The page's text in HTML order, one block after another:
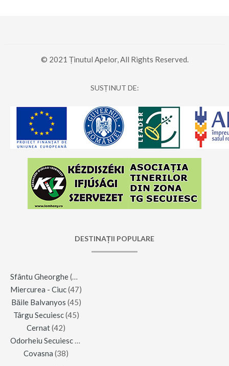
© 2021 Ținutul Apelor, All Rights Reserved.
SUSȚINUT DE:
DESTINAȚII POPULARE
Sfântu Gheorghe(123)
Miercurea - Ciuc(47)
Băile Balvanyos (45)
Târgu Secuiesc(45)
Cernat(42)
Odorheiu Secuiesc
Covasna (38)